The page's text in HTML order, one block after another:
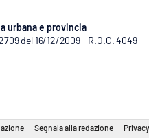
urbana e provincia
del 16/12/2009 - R.O.C. 4049
Segnala alla redazione Privacy